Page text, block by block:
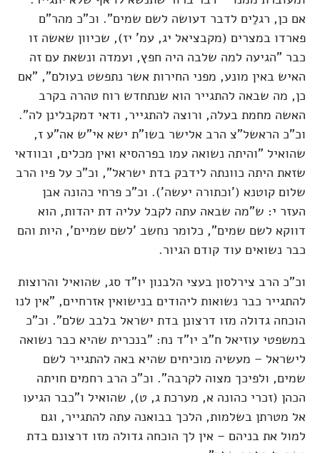
אם כן, רגלַים לדבר דעושה לשם שמים". וכ"כ מהר"ם
פארדו במצרים (מקבציאל יג, עמ' יז), שכיוון שאשה זו
כבר "הגיעה למה שלבה היה חפץ, ועמדה ונשאת עם זה
האיש באין מונע, מפני החירות אשר נתפשט בעולם", "אם
כן, מה שבאה להתגייר הוא שנתחדש רוח טהרה בקרב
האשה מחמת בעלה, ורוצה להתגייר, ודאי דמקבלינן לה".
וכ"כ הראשל"צ הרב אלישר בשו"ת ישא אי"ש אה"ע ז,
שהואיל "והיתה נשואה עמו בפרהסיא ואין מכלים, ובוודאי
שזאת היתה כוונתה לידבק בדת ישראל", וכ"כ על פיו הרב
שלום קוטנא ('וכתורה יעשה'). וכ"כ פרחי כהונה אבן
העזר י: ש"מה שבאה עתה לקבל עליה דת יהדות, הוא
דווקא לשם שמים", כלומר נחשב 'לשם שמיים', היות והם
כבר נשואים עוד קודם הגיור.
וכ"כ הרב צירלסון בעצי הלבנון יו"ד סג, שהואיל והרוצות
להתגייר כבר נשואות ליהודים בנישואין אזרחיים, "אין לנו
הוכחה גדולה מזו דרצונן בדת ישראל בלבב שלם". וכ"כ
במשפטי עוזיאל ח"ב יו"ד נח: "בנכרית שהיא כבר נשואה
לישראל – מעשיה מוכיחים שהיא באה להתגייר לשם
שמים, ולפיכך מצוה לקרבה". וכ"כ הרב רחמים חויתה
הכהן (זכרי כהונה א, מערכת ג, ט), שהואיל ו"כבר הגיעו
אל מטרתן בשלמות, הלכך בבואנה עתה להתגייר, וגם
למול את בניהם – אין לך הוכחה גדולה מזו דרצונם בדת